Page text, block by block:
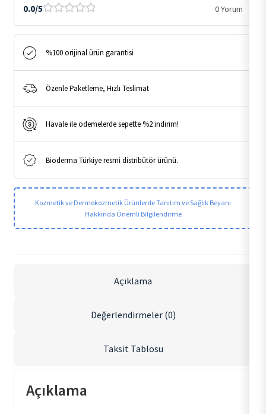
0.0/5 0 Yorum
%100 orijinal ürün garantisi
Özenle Paketleme, Hızlı Teslimat
Havale ile ödemelerde sepette %2 indirim!
Bioderma Türkiye resmi distribütör ürünü.
Kozmetik ve Dermokozmetik Ürünlerde Tanıtım ve Sağlık Beyanı
Hakkında Önemli Bilgilendirme
Açıklama
Değerlendirmeler (0)
Taksit Tablosu
Açıklama